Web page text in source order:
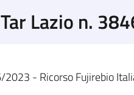
Lazio n.
- Ricorso Fujirebio